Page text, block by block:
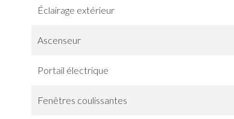
Éclairage extérieur
Ascenseur
Portail électrique
Fenêtres coulissantes